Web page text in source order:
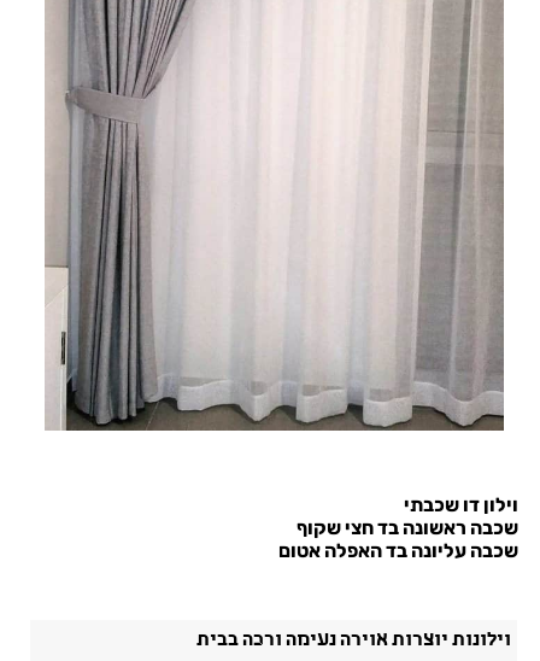
וילון דו שכבתי
שכבה ראשונה בד חצי שקוף
שכבה עליונה בד האפלה אטום
וילונות יוצרות אוירה נעימה ורכה בבית